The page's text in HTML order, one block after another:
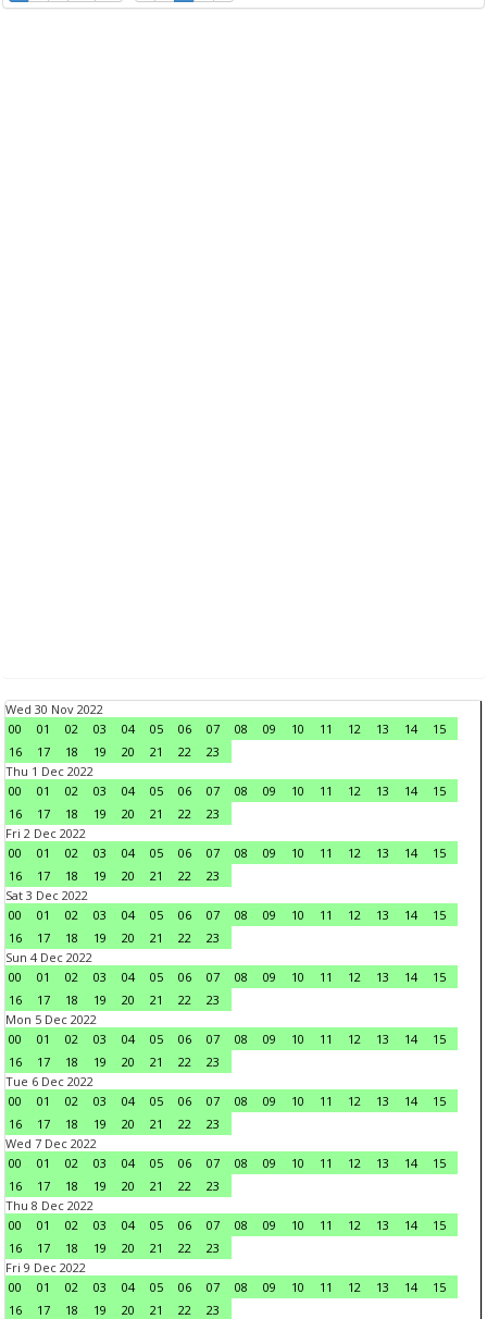
Wed 30 Nov 2022
00
01 02 03 04 05 06 07 08 09 10 11 12 13 14
15
16
17 18 19 20 21 22
23
Thu 1 Dec 2022
00
01 02 03 04 05 06 07 08 09 10 11 12 13 14
15
16
17 18 19 20 21 22
23
Fri 2 Dec 2022
00
01 02 03 04 05 06 07 08 09 10 11 12 13 14
15
16
17 18 19 20 21 22
23
Sat 3 Dec 2022
00
01 02 03 04 05 06 07 08 09 10 11 12 13 14
15
16
17 18 19 20 21 22
23
Sun 4 Dec 2022
00
01 02 03 04 05 06 07 08 09 10 11 12 13 14
15
16
17 18 19 20 21 22
23
Mon 5 Dec 2022
00
01 02 03 04 05 06 07 08 09 10 11 12 13 14
15
16
17 18 19 20 21 22
23
Tue 6 Dec 2022
00
01 02 03 04 05 06 07 08 09 10 11 12 13 14
15
16
17 18 19 20 21 22
23
Wed 7 Dec 2022
00
01 02 03 04 05 06 07 08 09 10 11 12 13 14
15
16
17 18 19 20 21 22
23
Thu 8 Dec 2022
00
01 02 03 04 05 06 07 08 09 10 11 12 13 14
15
16
17 18 19 20 21 22
23
Fri 9 Dec 2022
00
01 02 03 04 05 06 07 08 09 10 11 12 13 14
15
16
17 18 19 20 21 22
23